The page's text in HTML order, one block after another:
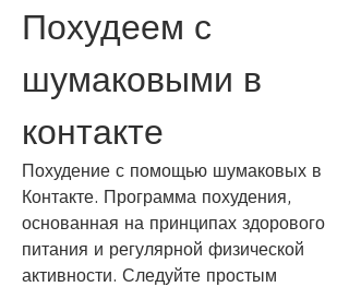
Похудеем с
шумаковыми в
контакте
Похудение с помощью шумаковых в
Контакте. Программа похудения,
основанная на принципах здорового
питания и регулярной физической
активности. Следуйте простым